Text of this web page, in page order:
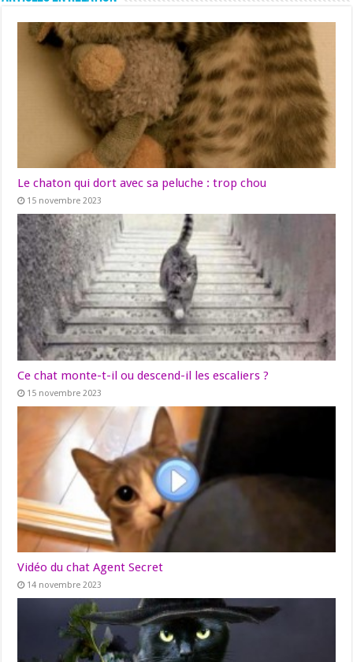
Le chaton qui dort avec sa peluche : trop chou
15 novembre 2023
Ce chat monte-t-il ou descend-il les escaliers ?
15 novembre 2023
Vidéo du chat Agent Secret
14 novembre 2023